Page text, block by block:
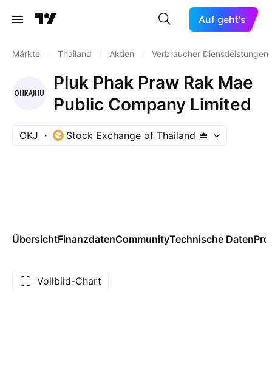
Auf geht's
Märkte Thailand Aktien Verbraucher Dienstleistungen
Pluk Phak Praw Rak Mae
Public Company Limited
OKJ Stock Exchange of Thailand
ÜbersichtFinanzdatenCommunityTechnische Daten
Vollbild-Chart